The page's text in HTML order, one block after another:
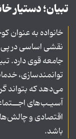
تبیان؛ دستیار
خانواده به عنوان
نقشی اساسی در
جامعه قوی دارد.
توانمندسازی،
می‌دهد که بتواند
آسیـب‌های
اقتصادی و
باشد.